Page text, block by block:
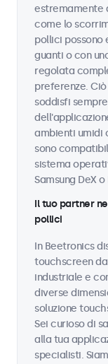
estremamente
come lo
pollici possono
guanti o con
regolata
preferenze.
soddisfi
ambienti umidi
sono
sistema
Samsung DeX o
Il tuo partner
pollici
In Beetronics
touchscreen
industriale e
diverse
soluzione
Sei curioso di
alla tua
specialisti.